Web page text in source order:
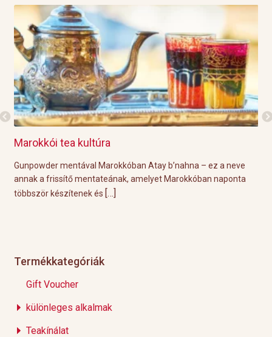
Grillre visszük a teát!
A közelgő indián nyár és a kellemesen meleg őszi napok
tökéletes körülményeket biztosítanak a hétvégi grill partikhoz.
Éppen ezért ebben a[…]
Termékkategóriák
Gift Voucher
különleges alkalmak
Teakínálat